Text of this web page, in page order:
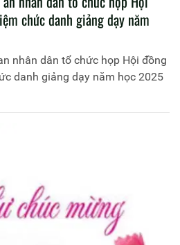
chức danh giảng dạy năm
nhân dân tổ chức họp Hội đồng
danh giảng dạy năm học 2025